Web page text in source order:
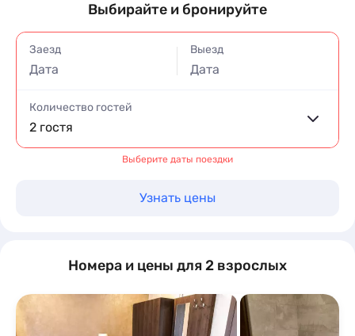
Выбирайте и бронируйте
Заезд
Дата
Выезд
Дата
Количество гостей
2 гостя
Выберите даты поездки
Узнать цены
Номера и цены для 2 взрослых